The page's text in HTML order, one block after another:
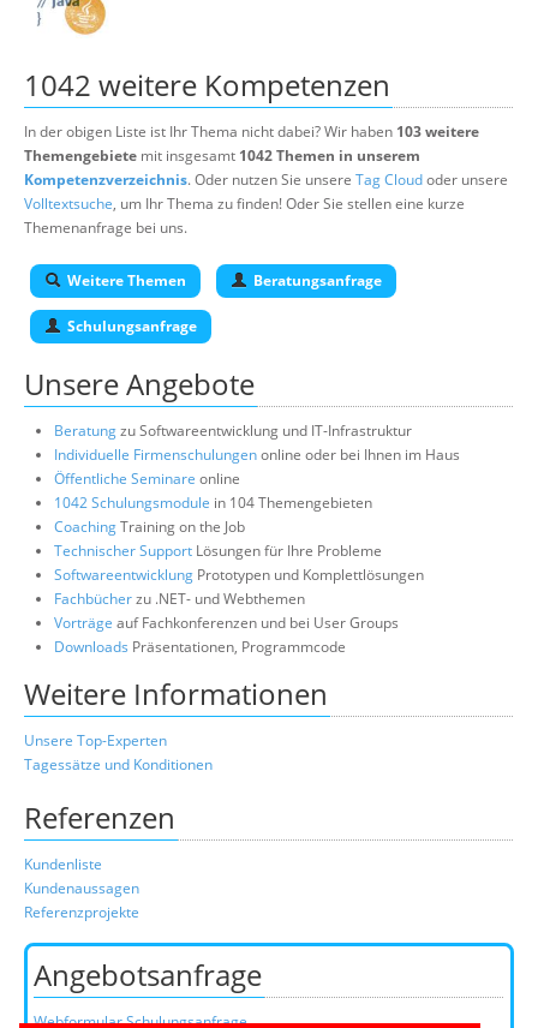
1042 weitere Kompetenzen
In der obigen Liste ist Ihr Thema nicht dabei? Wir haben 103 weitere
Themengebiete mit insgesamt 1042 Themen in unserem
Kompetenzverzeichnis. Oder nutzen Sie unsere Tag Cloudoder unsere
Volltextsuche, um Ihr Thema zu finden! Oder Sie stellen eine kurze
Themenanfrage bei uns.
Weitere Themen Beratungsanfrage
Schulungsanfrage
Unsere Angebote
Beratungzu Softwareentwicklung und IT-Infrastruktur
Individuelle Firmenschulungenonline oder bei Ihnen im Haus
Öffentliche Seminare online
1042 Schulungsmodule in 104 Themengebieten
CoachingTraining on the Job
Technischer Support Lösungen für Ihre Probleme
Softwareentwicklung Prototypen und Komplettlösungen
Fachbücherzu .NET- und Webthemen
Vorträge auf Fachkonferenzen und bei User Groups
Downloads Präsentationen, Programmcode
Weitere Informationen
Unsere Top-Experten
Tagessätze und Konditionen
Referenzen
Kundenliste
Kundenaussagen
Referenzprojekte
Angebotsanfrage
Webformular Schulungsanfrage